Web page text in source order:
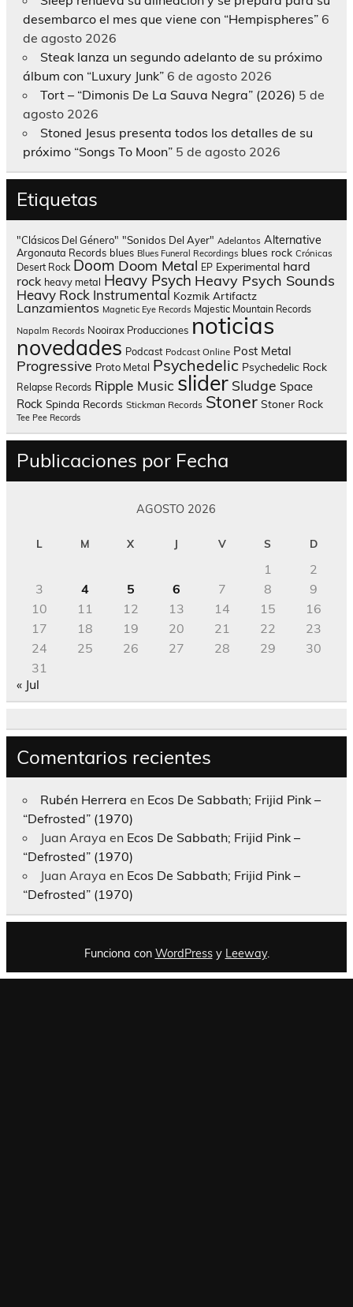
desembarco el mes que viene con “Hempispheres” 6
de agosto 2026
Steak lanza un segundo adelanto de su próximo
álbum con “Luxury Junk” 6 de agosto 2026
Tort – “Dimonis De La Sauva Negra” (2026) 5 de
agosto 2026
Stoned Jesus presenta todos los detalles de su
próximo “Songs To Moon” 5 de agosto 2026
Etiquetas
"Clásicos Del Género" "Sonidos Del Ayer" Adelantos Alternative
Argonauta Records blues Blues Funeral Recordings blues rock Crónicas
Desert Rock Doom Doom Metal EP Experimental hard
rock heavy metal Heavy Psych Heavy Psych Sounds
Heavy Rock Instrumental Kozmik Artifactz
Lanzamientos Magnetic Eye Records Majestic Mountain Records
Napalm Records Nooirax Producciones noticias
novedades Podcast Podcast Online Post Metal
Progressive Proto Metal Psychedelic Psychedelic Rock
Relapse Records Ripple Music slider Sludge Space
Rock Spinda Records Stickman Records Stoner Stoner Rock
Tee Pee Records
Publicaciones por Fecha
AGOSTO 2026
L M X J V S D
1
2
3
4 5 6 7 8
9
10
11 12 13 14 15
16
17
18 19 20 21 22
23
24
25 26 27 28 29
30
31
« Jul
Comentarios recientes
Rubén Herrera en Ecos De Sabbath; Frijid Pink –
“Defrosted” (1970)
Juan Araya en Ecos De Sabbath; Frijid Pink –
“Defrosted” (1970)
Juan Araya en Ecos De Sabbath; Frijid Pink –
“Defrosted” (1970)
Funciona con WordPressy Leeway.